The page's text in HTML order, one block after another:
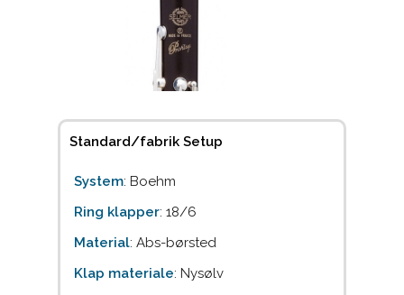
Standard/fabrik Setup
System: Boehm
Ring klapper: 18/6
Material: Abs-børsted
Klap materiale: Nysølv